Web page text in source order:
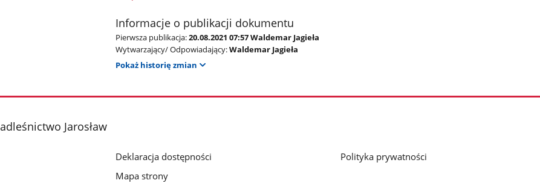
Informacje o publikacji dokumentu
Pierwsza publikacja:20.08.2021 07:57 Waldemar Jagieła
Wytwarzający/ Odpowiadający:Waldemar Jagieła
Pokaż historię zmian
Jarosław
Deklaracja dostępności
Mapa strony
Polityka prywatności